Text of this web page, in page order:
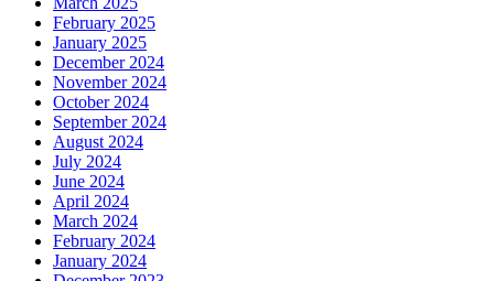
February 2025
January 2025
December 2024
November 2024
October 2024
September 2024
August 2024
July 2024
June 2024
April 2024
March 2024
February 2024
January 2024